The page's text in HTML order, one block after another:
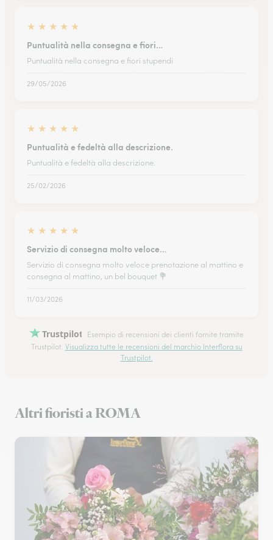
★ ★ ★ ★ ★
Puntualità nella consegna e fiori…
Puntualità nella consegna e fiori stupendi
29/05/2026
★ ★ ★ ★ ★
Puntualità e fedeltà alla descrizione.
Puntualità e fedeltà alla descrizione.
25/02/2026
★ ★ ★ ★ ★
Servizio di consegna molto veloce…
Servizio di consegna molto veloce prenotazione al mattino e
consegna al mattino, un bel bouquet 💐
11/03/2026
Trustpilot
Esempio di recensioni dei clienti fornite tramite
Trustpilot. Visualizza tutte le recensioni del marchio Interflora su
Trustpilot.
Altri fioristi a ROMA